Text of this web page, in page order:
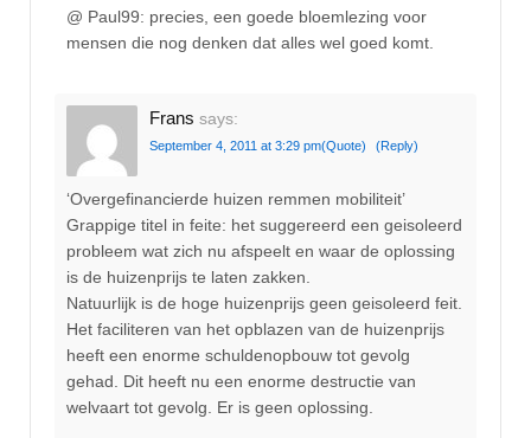
@ Paul99: precies, een goede bloemlezing voor
mensen die nog denken dat alles wel goed komt.
Frans says:
September 4, 2011 at 3:29 pm(Quote) (Reply)
‘Overgefinancierde huizen remmen mobiliteit’
Grappige titel in feite: het suggereerd een geisoleerd
probleem wat zich nu afspeelt en waar de oplossing
is de huizenprijs te laten zakken.
Natuurlijk is de hoge huizenprijs geen geisoleerd feit.
Het faciliteren van het opblazen van de huizenprijs
heeft een enorme schuldenopbouw tot gevolg
gehad. Dit heeft nu een enorme destructie van
welvaart tot gevolg. Er is geen oplossing.